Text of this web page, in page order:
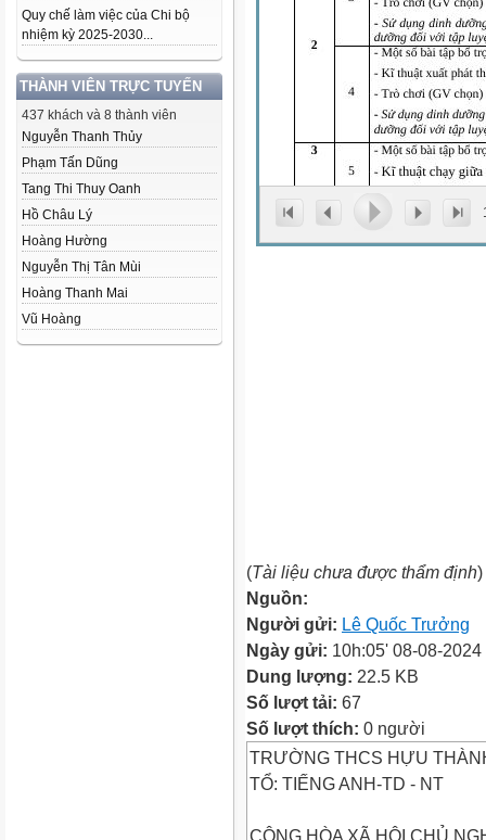
Quy chế làm việc của Chi bộ
nhiệm kỳ 2025-2030...
THÀNH VIÊN TRỰC TUYẾN
437 khách và 8 thành viên
Nguyễn Thanh Thủy
Phạm Tấn Dũng
Tang Thi Thuy Oanh
Hồ Châu Lý
Hoàng Hường
Nguyễn Thị Tân Mùi
Hoàng Thanh Mai
Vũ Hoàng
(Tài liệu chưa được thẩm định)
Nguồn:
Người gửi: Lê Quốc Trưởng
Ngày gửi: 10h:05' 08-08-2024
Dung lượng: 22.5 KB
Số lượt tải: 67
Số lượt thích: 0 người
TRƯỜNG THCS HỰU
TỔ: TIẾNG ANH-TD - NT
CỘNG HÒA XÃ HỘI CHỦ